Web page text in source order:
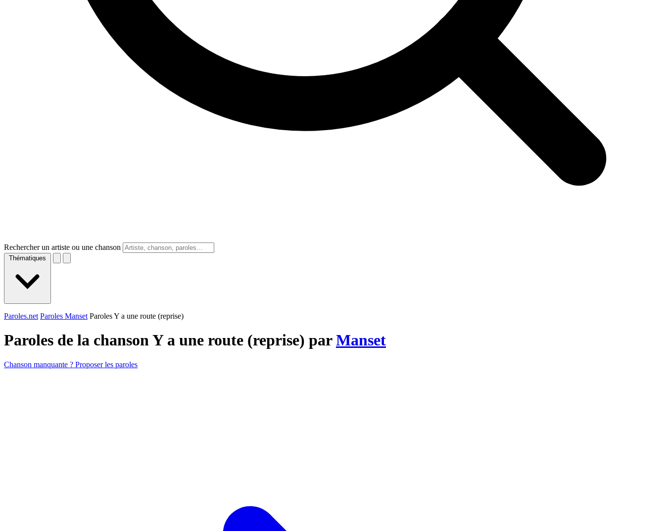
Rechercher un artiste ou une chanson
Thématiques
Paroles.net Paroles Manset Paroles Y a une route (reprise)
Paroles de la chanson Y a une route (reprise) parManset
Chanson manquante ? Proposer les paroles